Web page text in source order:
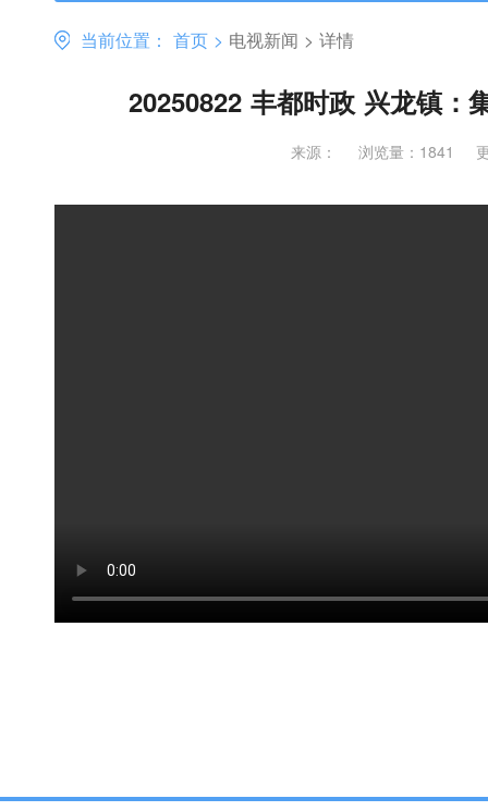
当前位置： 首页 > 电视新闻 > 详情
20250822 丰都时政 兴龙镇：
来源： 浏览量：1841